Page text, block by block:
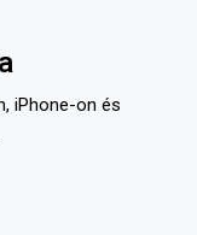
iPhone-on és